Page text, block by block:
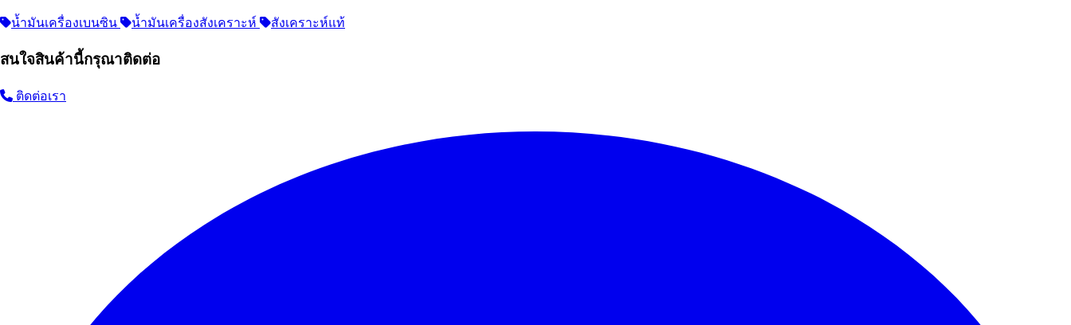
น้ำมันเครื่องเบนซิน น้ำมันเครื่องสังเคราะห์ สังเคราะห์แท้
สนใจสินค้านี้กรุณาติดต่อ
ติดต่อเรา